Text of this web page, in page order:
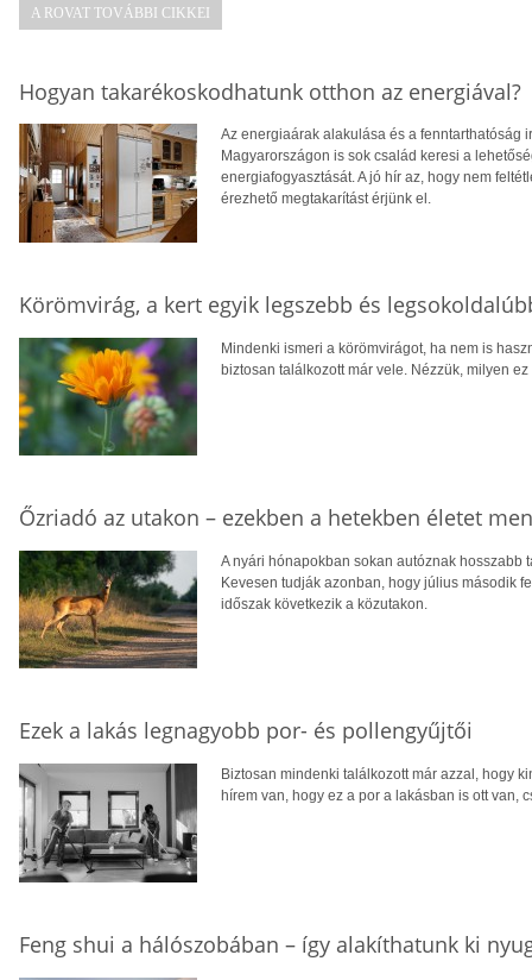
A ROVAT TOVÁBBI CIKKEI
Hogyan takarékoskodhatunk otthon az energiával?
Az energiaárak alakulása és a fenntarthatóság
Magyarországon is sok család keresi a
energiafogyasztását. A jó hír az, hogy nem
érezhető megtakarítást érjünk el.
Körömvirág, a kert egyik legszebb és
Mindenki ismeri a körömvirágot, ha nem is
biztosan találkozott már vele. Nézzük, milyen
Őzriadó az utakon – ezekben a hetekben életet
A nyári hónapokban sokan autóznak
Kevesen tudják azonban, hogy július második
időszak következik a közutakon.
Ezek a lakás legnagyobb por- és pollengyűjtői
Biztosan mindenki találkozott már azzal, hogy
hírem van, hogy ez a por a lakásban is ott van,
Feng shui a hálószobában – így alakíthatunk ki